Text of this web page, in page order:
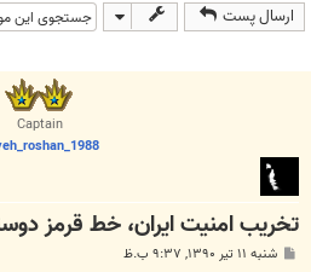
ارسال پست
Captain
تخریب امنیت ایران، خط قرمز
شنبه ۱۱ تیر ۱۳۹۰, ۹:۳۷ ب.ظ